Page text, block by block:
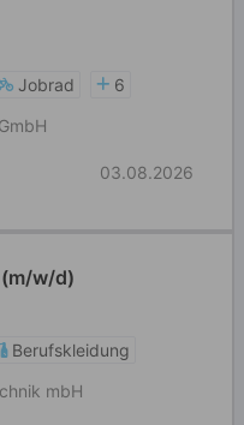
Jobrad
6
03.08.2026
w/d)
Berufskleidung
mbH